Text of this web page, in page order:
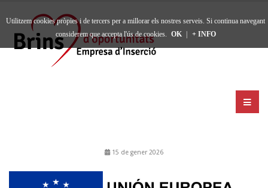
15 de gener 2026
Utilitzem cookies pròpies i de tercers per a millorar els nostres serveis. Si continua navegant
considerem que accepta l'ús de cookies. OK + INFO